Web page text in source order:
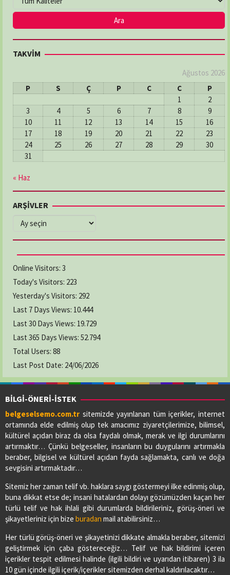
TAKVİM
Ağustos 2026
P
S Ç P C C
P
1
2
3
4 5 6 7 8
9
10
11 12 13 14 15
16
17
18 19 20 21 22
23
24
25 26 27 28 29
30
31
« Haz
ARŞİVLER
ARŞİVLER
Online Visitors: 3
Today's Visitors: 223
Yesterday's Visitors: 292
Last 7 Days Views: 10.444
Last 30 Days Views: 19.729
Last 365 Days Views: 52.794
Total Users: 88
Last Post Date: 24/06/2026
BİLGİ-ÖNERİ-İSTEK
belgeselsemo.com.tr sitemizde yayınlanan tüm içerikler, internet
ortamında elde edilmiş olup tek amacımız ziyaretçilerimize, bilimsel,
kültürel açıdan biraz da olsa faydalı olmak, merak ve ilgi durumlarını
artırmaktır… Çünkü belgeseller, insanların bu duygularını artırmakla
beraber, bilgisel ve kültürel açıdan fayda sağlamakta, canlı ve doğa
sevgisini artırmaktadır…
Sitemiz her zaman telif vb. haklara saygı göstermeyi ilke edinmiş olup,
buna dikkat etse de; insani hatalardan dolayı gözümüzden kaçan her
türlü telif ve hak ihlali gibi durumlarda bildirileriniz, görüş-öneri ve
şikayetleriniz için bize buradan mail atabilirsiniz…
Her türlü görüş-öneri ve şikayetinizi dikkate almakla beraber, sitemizi
geliştirmek için çaba göstereceğiz… Telif ve hak bildirimi içeren
içerikler tespit edilmesi halinde (ilgili bildiri ve uyarıdan itibaren) 3 ila
10 gün içinde ilgili içerik/içerikler sitemizden derhal kaldırılacaktır…